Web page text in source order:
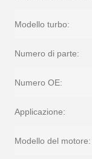
Modello turbo:
Numero di parte:
Numero OE:
Applicazione:
Modello del motore: